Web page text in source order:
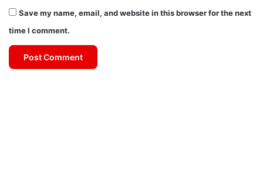
Save my name, email, and website in this browser for the next
time I comment.